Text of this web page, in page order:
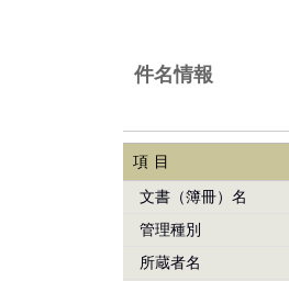
件名情報
項目
文書（簿冊）名
管理種別
所蔵者名